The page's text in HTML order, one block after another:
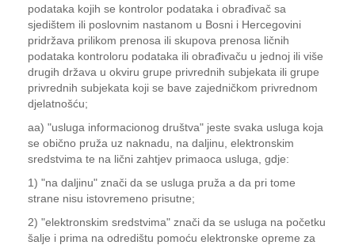
podataka kojih se kontrolor podataka i obrađivač sa
sjedištem ili poslovnim nastanom u Bosni i Hercegovini
pridržava prilikom prenosa ili skupova prenosa ličnih
podataka kontroloru podataka ili obrađivaču u jednoj ili više
drugih država u okviru grupe privrednih subjekata ili grupe
privrednih subjekata koji se bave zajedničkom privrednom
djelatnošću;
aa) "usluga informacionog društva" jeste svaka usluga koja
se obično pruža uz naknadu, na daljinu, elektronskim
sredstvima te na lični zahtjev primaoca usluga, gdje:
1) "na daljinu" znači da se usluga pruža a da pri tome
strane nisu istovremeno prisutne;
2) "elektronskim sredstvima" znači da se usluga na početku
šalje i prima na odredištu pomoću elektronske opreme za